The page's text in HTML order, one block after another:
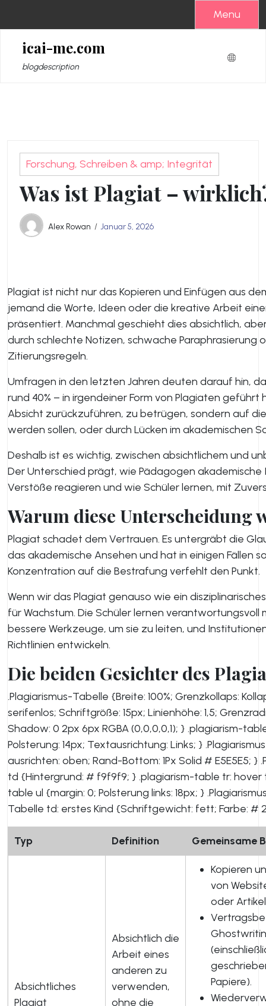
springen
Menu
icai-me.com
blogdescription
Forschung, Schreiben & amp; Integrität
Was ist Plagiat –
Alex Rowan Januar 5, 2026
Plagiat ist nicht nur das Kopieren und Einfügen aus
jemand die Worte, Ideen oder die kreative Arbeit
präsentiert. Manchmal geschieht dies absichtlich,
durch schlechte Notizen, schwache Paraphrasierung
Zitierungsregeln.
Umfragen in den letzten Jahren deuten darauf hin,
rund 40% – in irgendeiner Form von Plagiaten geführt
Absicht zurückzuführen, zu betrügen, sondern auf
werden sollen, oder durch Lücken im akademischen
Deshalb ist es wichtig, zwischen absichtlichem und
Der Unterschied prägt, wie Pädagogen
Verstöße reagieren und wie Schüler lernen, mit
Warum diese Unterscheidung
Plagiat schadet dem Vertrauen. Es untergräbt die
das akademische Ansehen und hat in einigen Fällen
Konzentration auf die Bestrafung verfehlt den Punkt.
Wenn wir das Plagiat genauso wie ein
für Wachstum. Die Schüler lernen
bessere Werkzeuge, um sie zu leiten, und
Richtlinien entwickeln.
Die beiden Gesichter des
.Plagiarismus-Tabelle {Breite: 100%; Grenzkollaps:
serifenlos; Schriftgröße: 15px; Linienhöhe: 1,5;
Shadow: 0 2px 6px RGBA (0,0,0,0,1); } .plagiarism-
Polsterung: 14px; Textausrichtung: Links; }
ausrichten: oben; Rand-Bottom: 1Px Solid # E5E5E5;
td {Hintergrund: # f9f9f9; } .plagiarism-table tr:
table ul {margin: 0; Polsterung links: 18px; }
Tabelle td: erstes Kind {Schriftgewicht: fett; Farbe: #
Typ Definition Gemeinsame
Absichtliches
Plagiat
Absichtlich die
Arbeit eines
anderen zu
verwenden,
ohne die
Kopieren
von
oder
Papiere).